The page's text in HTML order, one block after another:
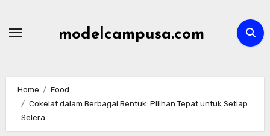
modelcampusa.com
Home
Food
Cokelat dalam Berbagai Bentuk: Pilihan Tepat untuk Setiap
Selera